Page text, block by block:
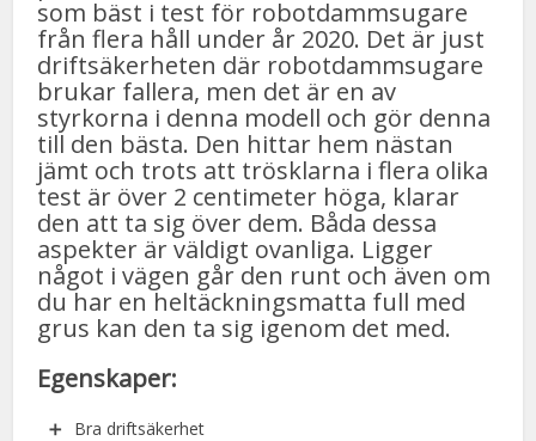
som bäst i test för robotdammsugare
från flera håll under år 2020. Det är just
driftsäkerheten där robotdammsugare
brukar fallera, men det är en av
styrkorna i denna modell och gör denna
till den bästa. Den hittar hem nästan
jämt och trots att trösklarna i flera olika
test är över 2 centimeter höga, klarar
den att ta sig över dem. Båda dessa
aspekter är väldigt ovanliga. Ligger
något i vägen går den runt och även om
du har en heltäckningsmatta full med
grus kan den ta sig igenom det med.
Egenskaper:
Bra driftsäkerhet